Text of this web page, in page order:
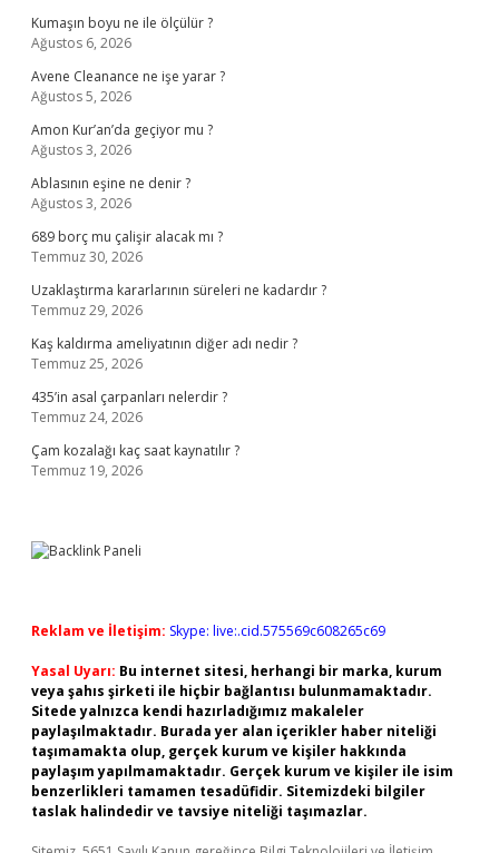
Kumaşın boyu ne ile ölçülür ?
Ağustos 6, 2026
Avene Cleanance ne işe yarar ?
Ağustos 5, 2026
Amon Kur’an’da geçiyor mu ?
Ağustos 3, 2026
Ablasının eşine ne denir ?
Ağustos 3, 2026
689 borç mu çalişir alacak mı ?
Temmuz 30, 2026
Uzaklaştırma kararlarının süreleri ne kadardır ?
Temmuz 29, 2026
Kaş kaldırma ameliyatının diğer adı nedir ?
Temmuz 25, 2026
435’in asal çarpanları nelerdir ?
Temmuz 24, 2026
Çam kozalağı kaç saat kaynatılır ?
Temmuz 19, 2026
Reklam ve İletişim: Skype: live:.cid.575569c608265c69
Yasal Uyarı: Bu internet sitesi, herhangi bir marka, kurum
veya şahıs şirketi ile hiçbir bağlantısı bulunmamaktadır.
Sitede yalnızca kendi hazırladığımız makaleler
paylaşılmaktadır. Burada yer alan içerikler haber niteliği
taşımamakta olup, gerçek kurum ve kişiler hakkında
paylaşım yapılmamaktadır. Gerçek kurum ve kişiler ile isim
benzerlikleri tamamen tesadüfidir. Sitemizdeki bilgiler
taslak halindedir ve tavsiye niteliği taşımazlar.